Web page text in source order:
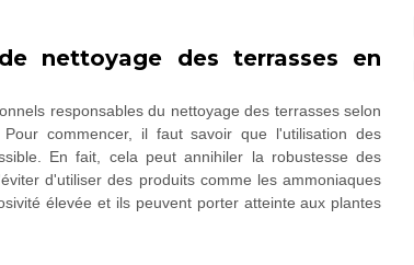
nettoyage des terrasses en
responsables du nettoyage des terrasses selon
commencer, il faut savoir que l'utilisation des
En fait, cela peut annihiler la robustesse des
d'utiliser des produits comme les ammoniaques
élevée et ils peuvent porter atteinte aux plantes